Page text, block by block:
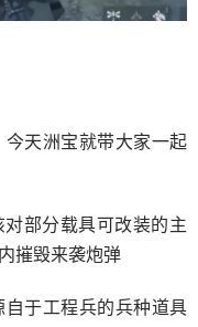
天洲宝就带大家一起
部分载具可改装的主
摧毁来袭炮弹
于工程兵的兵种道具